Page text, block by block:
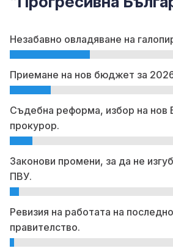
Незабавно овладяване на
Приемане на нов бюджет за
Съдебна реформа, избор на нов
прокурор.
Законови промени, за да не
ПВУ.
Ревизия на работата на
правителство.